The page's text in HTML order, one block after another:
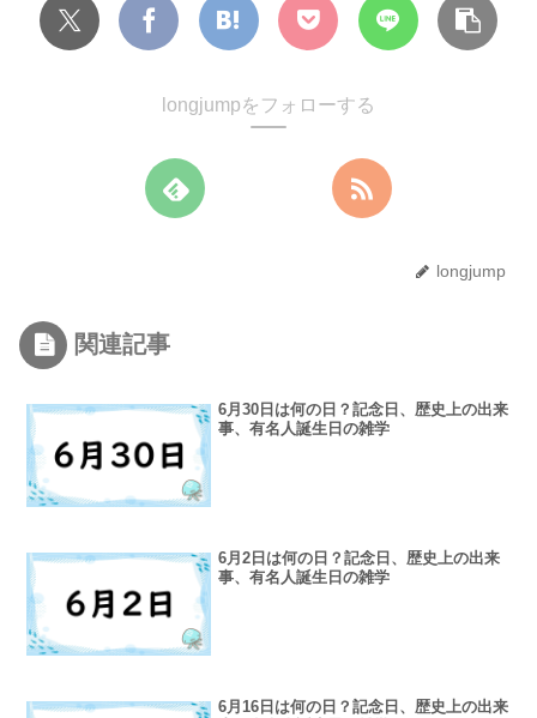
longjumpをフォローする
longjump
関連記事
6月30日は何の日？記念日、歴史上の出来
事、有名人誕生日の雑学
6月2日は何の日？記念日、歴史上の出来
事、有名人誕生日の雑学
6月16日は何の日？記念日、歴史上の出来